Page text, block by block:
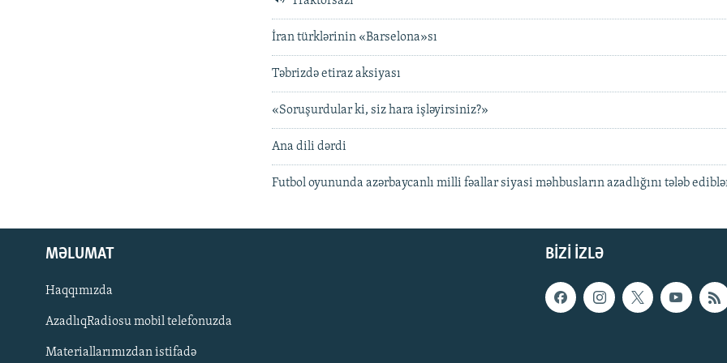
İran türklərinin «Barselona»sı
Təbrizdə etiraz aksiyası
«Soruşurdular ki, siz hara işləyirsiniz?»
Ana dili dərdi
Futbol oyununda azərbaycanlı milli fəallar siyasi məhbusların azadlığını tələb
BIZI IZLƏ
MƏLUMAT
Haqqımızda
AzadlıqRadiosu mobil telefonuzda
Materiallarımızdan istifadə